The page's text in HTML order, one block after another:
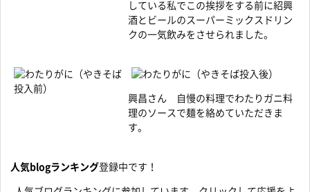
している私でこの挨拶をする前に紹興
酒とビールのスーパーミックスドリン
クの一気飲みをさせられました。
興昌さん 自慢の料理でわたりガニ料
理のソースで麺を絡めていただきま
す。
人気blogランキング登録中です！